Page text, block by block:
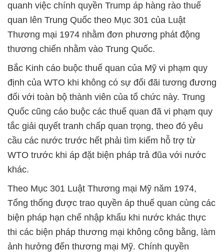
quanh việc chính quyền Trump áp hàng rào thuế
quan lên Trung Quốc theo Mục 301 của Luật
Thương mại 1974 nhằm đơn phương phát động
thương chiến nhằm vào Trung Quốc.
Bắc Kinh cáo buộc thuế quan của Mỹ vi phạm quy
định của WTO khi không có sự đối đãi tương đương
đối với toàn bộ thành viên của tổ chức này. Trung
Quốc cũng cáo buộc các thuế quan đã vi phạm quy
tắc giải quyết tranh chấp quan trọng, theo đó yêu
cầu các nước trước hết phải tìm kiếm hỗ trợ từ
WTO trước khi áp đặt biện pháp trả đũa với nước
khác.
Theo Mục 301 Luật Thương mại Mỹ năm 1974,
Tổng thống được trao quyền áp thuế quan cùng các
biện pháp hạn chế nhập khẩu khi nước khác thực
thi các biện pháp thương mại không công bằng, làm
ảnh hưởng đến thương mại Mỹ. Chính quyền